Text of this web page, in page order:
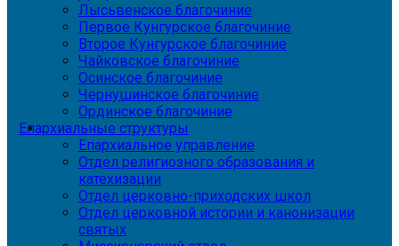
Лысьвенское благочиние
Первое Кунгурское благочиние
Второе Кунгурское благочиние
Чайковское благочиние
Осинское благочиние
Чернушинское благочиние
Ординское благочиние
Епархиальные структуры
Епархиальное управление
Отдел религиозного образования и
катехизации
Отдел церковно-приходских школ
Отдел церковной истории и канонизации
святых